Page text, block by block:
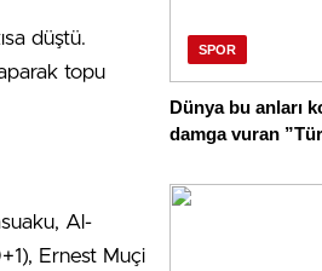
düştü.
topu
Al-
Ernest Muçi
SPOR
Dünya bu anları
damga vuran